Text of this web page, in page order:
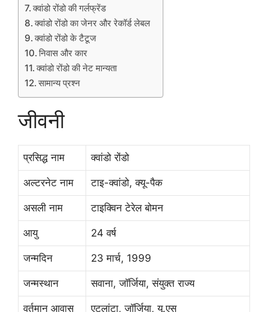
क्वांडो रोंडो की गर्लफ्रेंड
क्वांडो रोंडो का जेनर और रेकॉर्ड लेबल
क्वांडो रोंडो के टैटूज
निवास और कार
क्वांडो रोंडो की नेट मान्यता
सामान्य प्रश्न
जीवनी
प्रसिद्ध नाम क्वांडो रोंडो
अल्टरनेट नाम टाइ-क्वांडो, क्यू-पैक
असली नाम टाइक्विन टेरेल बोमन
आयु 24 वर्ष
जन्मदिन 23 मार्च, 1999
जन्मस्थान सवाना, जॉर्जिया, संयुक्त राज्य
वर्तमान आवास एटलांटा, जॉर्जिया, यू.एस